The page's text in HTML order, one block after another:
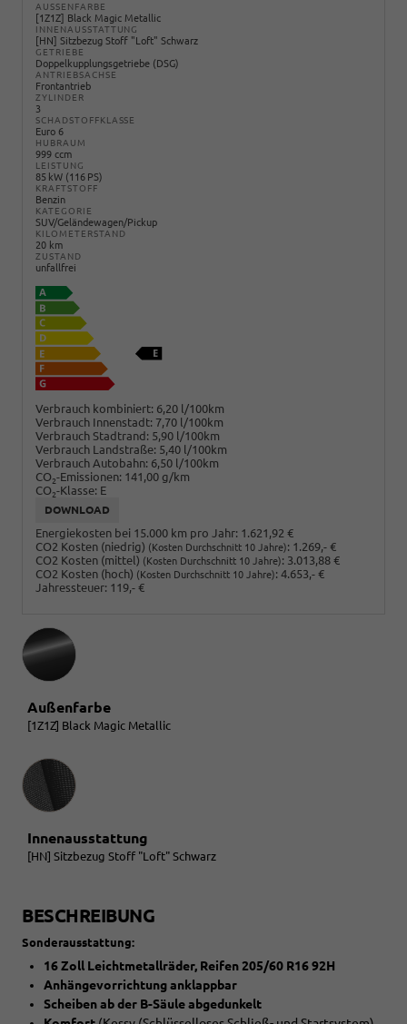
AUSSENFARBE
[1Z1Z] Black Magic Metallic
INNENAUSSTATTUNG
[HN] Sitzbezug Stoff "Loft" Schwarz
GETRIEBE
Doppelkupplungsgetriebe (DSG)
ANTRIEBSACHSE
Frontantrieb
ZYLINDER
3
SCHADSTOFFKLASSE
Euro 6
HUBRAUM
999 ccm
LEISTUNG
85 kW (116 PS)
KRAFTSTOFF
Benzin
KATEGORIE
SUV/Geländewagen/Pickup
KILOMETERSTAND
20 km
ZUSTAND
unfallfrei
Verbrauch kombiniert: 6,20 l/100km
Verbrauch Innenstadt: 7,70 l/100km
Verbrauch Stadtrand: 5,90 l/100km
Verbrauch Landstraße: 5,40 l/100km
Verbrauch Autobahn: 6,50 l/100km
CO2-Emissionen: 141,00 g/km
CO2-Klasse: E
DOWNLOAD
Energiekosten bei 15.000 km pro Jahr: 1.621,92 €
CO2 Kosten (niedrig) (Kosten Durchschnitt 10 Jahre): 1.269,- €
CO2 Kosten (mittel) (Kosten Durchschnitt 10 Jahre): 3.013,88 €
CO2 Kosten (hoch) (Kosten Durchschnitt 10 Jahre): 4.653,- €
Jahressteuer: 119,- €
Außenfarbe
[1Z1Z] Black Magic Metallic
Innenausstattung
Innenausstattung
[HN] Sitzbezug Stoff "Loft" Schwarz
BESCHREIBUNG
Sonderausstattung:
16 Zoll Leichtmetallräder, Reifen 205/60 R16 92H
Anhängevorrichtung anklappbar
Scheiben ab der B-Säule abgedunkelt